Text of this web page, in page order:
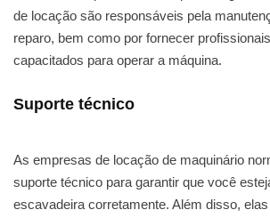
de locação são responsáveis pela
reparo, bem como por fornecer
capacitados para operar a máquina.
Suporte técnico
As empresas de locação de maquinário
suporte técnico para garantir que você
escavadeira corretamente. Além disso,